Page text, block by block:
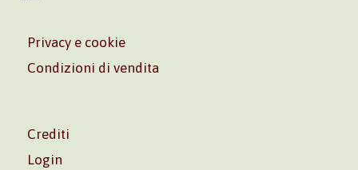
Privacy e cookie
Condizioni di vendita
Crediti
Login